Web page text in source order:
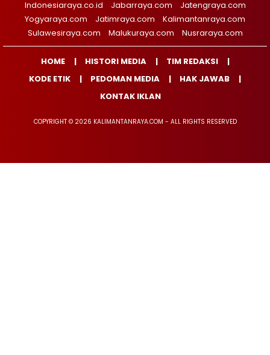
Indonesiaraya.co.id
Jabarraya.com
Jatengraya.com
Yogyaraya.com
Jatimraya.com
Kalimantanraya.com
Sulawesiraya.com
Malukuraya.com Nusraraya.com
HOME HISTORI MEDIA
TIM REDAKSI
KODE ETIK
PEDOMAN MEDIA
HAK JAWAB
KONTAK IKLAN
COPYRIGHT © 2026 KALIMANTANRAYA.COM - ALL RIGHTS RESERVED